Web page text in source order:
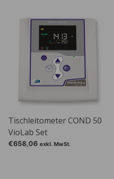
Tischleitometer COND 50
VioLab Set
€658,06 exkl. MwSt.